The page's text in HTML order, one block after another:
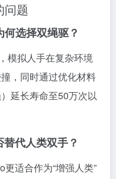
问题
选择双绳驱？
模拟人手在复杂环境
，同时通过优化材料
延长寿命至50万次以
代人类双手？
适合作为“增强人类”